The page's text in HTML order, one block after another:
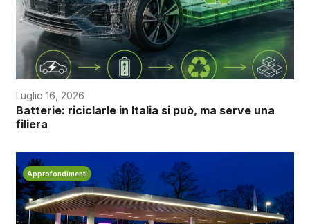
Luglio 16, 2026
Batterie: riciclarle in Italia si può, ma serve una
filiera
Approfondimenti